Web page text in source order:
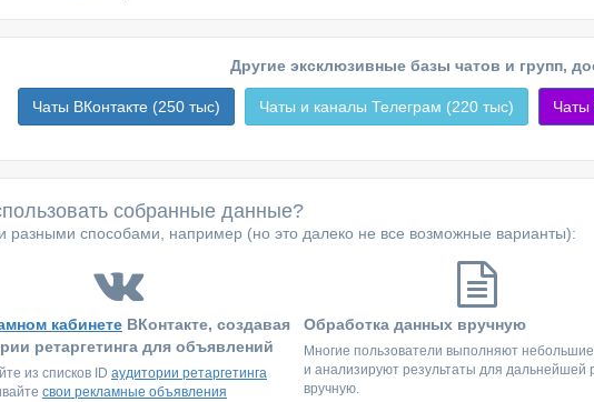
Другие эксклюзивные базы чатов и групп,
Чаты ВКонтакте (250 тыс) Чаты и каналы Телеграм (220 тыс) Чаты
собранные данные?
способами, например (но это далеко не все возможные варианты):
кабинете ВКонтакте, создавая
ретаргетинга для объявлений
из списков ID аудитории ретаргетинга
свои рекламные объявления
Обработка данных вручную
Многие пользователи выполняют
и анализируют результаты для дальнейшей
вручную.